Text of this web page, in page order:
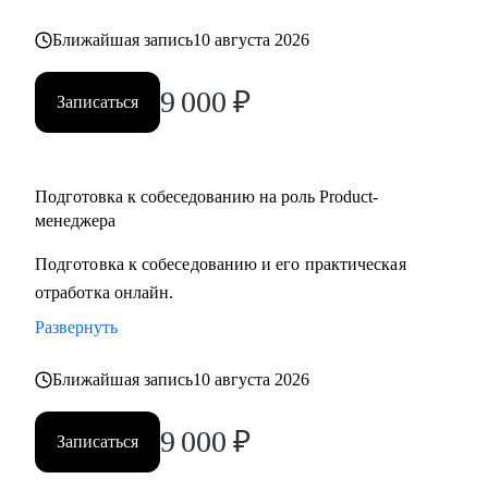
• Для уже опытных специалистов в сфере Project/Product- и
Bizdev-менеджеров, которые хотят расти
Ближайшая запись10 августа 2026
Записаться 9 000 ₽
Подготовка к собеседованию на роль Product-
менеджера
Подготовка к собеседованию и его практическая
отработка онлайн.
Развернуть
Ближайшая запись10 августа 2026
Записаться 9 000 ₽